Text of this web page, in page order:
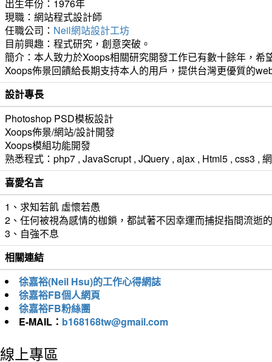
出生年份：1976年
現職：網站程式設計師
任職公司： Neil網站設計工坊
目前興趣：程式研究，創意突破。
簡介：本人致力於Xoops相關研究開發工作已有數十餘年，
Xoops佈景回饋給長期支持本人的用戶，提供台灣更優質的
設計專長
Photoshop PSD模板設計
Xoops佈景/網站/設計開發
Xoops模組功能開發
熟悉程式：php7 , JavaScrupt , JQuery , ajax , Html5 , css3 ,
喜愛名言
1、求知若飢 虛懷若愚
2、任何被視為感情的枷鎖，都試著不因幸運而捕捉指間流逝
3、自強不息
相關連結
徐嘉裕(Neil Hsu)的工作心得網誌
徐嘉裕FB個人網頁
徐嘉裕FB粉絲團
E-MAIL： b168168tw@gmail.com
線上專區